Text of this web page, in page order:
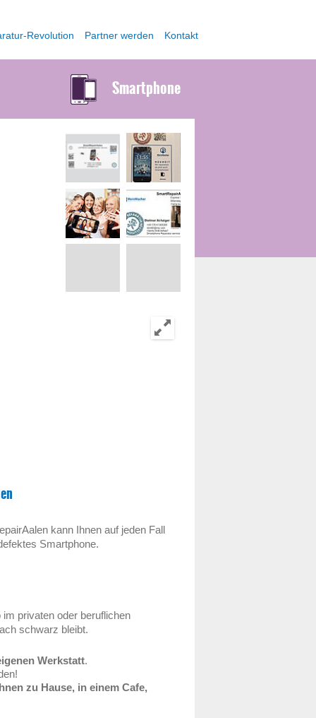
Revolution Partner werden Kontakt
Smartphone
kann Ihnen auf jeden Fall
Smartphone.
privaten oder beruflichen
schwarz bleibt.
Werkstatt.
zu Hause, in einem Cafe,